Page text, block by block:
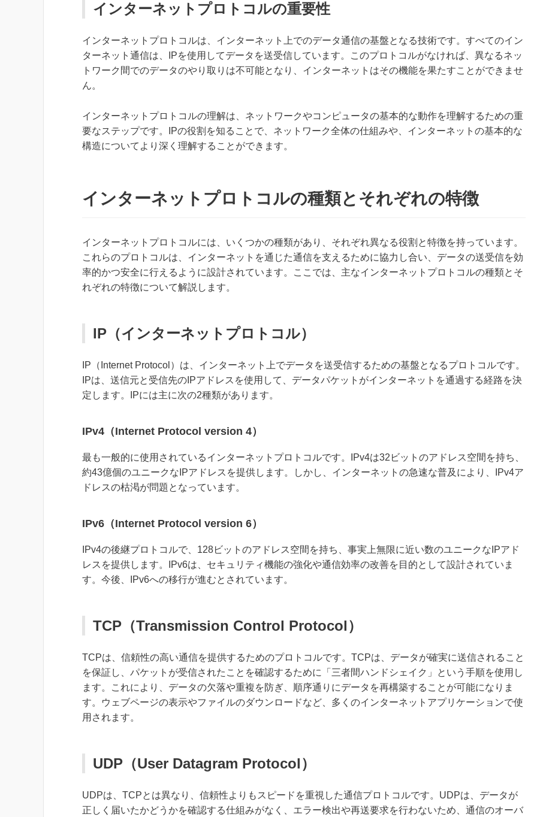
インターネットプロトコルの重要性
インターネットプロトコルは、インターネット上でのデータ通信の基盤となる技術です。すべてのイン
ターネット通信は、IPを使用してデータを送受信しています。このプロトコルがなければ、異なるネッ
トワーク間でのデータのやり取りは不可能となり、インターネットはその機能を果たすことができませ
ん。
インターネットプロトコルの理解は、ネットワークやコンピュータの基本的な動作を理解するための重
要なステップです。IPの役割を知ることで、ネットワーク全体の仕組みや、インターネットの基本的な
構造についてより深く理解することができます。
インターネットプロトコルの種類とそれぞれの特徴
インターネットプロトコルには、いくつかの種類があり、それぞれ異なる役割と特徴を持っています。
これらのプロトコルは、インターネットを通じた通信を支えるために協力し合い、データの送受信を効
率的かつ安全に行えるように設計されています。ここでは、主なインターネットプロトコルの種類とそ
れぞれの特徴について解説します。
IP（インターネットプロトコル）
IP（Internet Protocol）は、インターネット上でデータを送受信するための基盤となるプロトコルです。
IPは、送信元と受信先のIPアドレスを使用して、データパケットがインターネットを通過する経路を決
定します。IPには主に次の2種類があります。
IPv4（Internet Protocol version 4）
最も一般的に使用されているインターネットプロトコルです。IPv4は32ビットのアドレス空間を持ち、
約43億個のユニークなIPアドレスを提供します。しかし、インターネットの急速な普及により、IPv4ア
ドレスの枯渇が問題となっています。
IPv6（Internet Protocol version 6）
IPv4の後継プロトコルで、128ビットのアドレス空間を持ち、事実上無限に近い数のユニークなIPアド
レスを提供します。IPv6は、セキュリティ機能の強化や通信効率の改善を目的として設計されていま
す。今後、IPv6への移行が進むとされています。
TCP（Transmission Control Protocol）
TCPは、信頼性の高い通信を提供するためのプロトコルです。TCPは、データが確実に送信されること
を保証し、パケットが受信されたことを確認するために「三者間ハンドシェイク」という手順を使用し
ます。これにより、データの欠落や重複を防ぎ、順序通りにデータを再構築することが可能になりま
す。ウェブページの表示やファイルのダウンロードなど、多くのインターネットアプリケーションで使
用されます。
UDP（User Datagram Protocol）
UDPは、TCPとは異なり、信頼性よりもスピードを重視した通信プロトコルです。UDPは、データが
正しく届いたかどうかを確認する仕組みがなく、エラー検出や再送要求を行わないため、通信のオーバ